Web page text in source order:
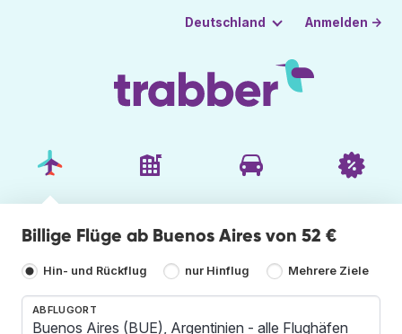
Deutschland Anmelden →
Billige Flüge ab Buenos Aires von 52 €
Hin- und Rückflug nur Hinflug Mehrere Ziele
ABFLUGORT